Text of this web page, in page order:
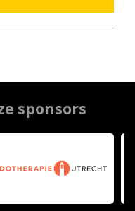
sponsors